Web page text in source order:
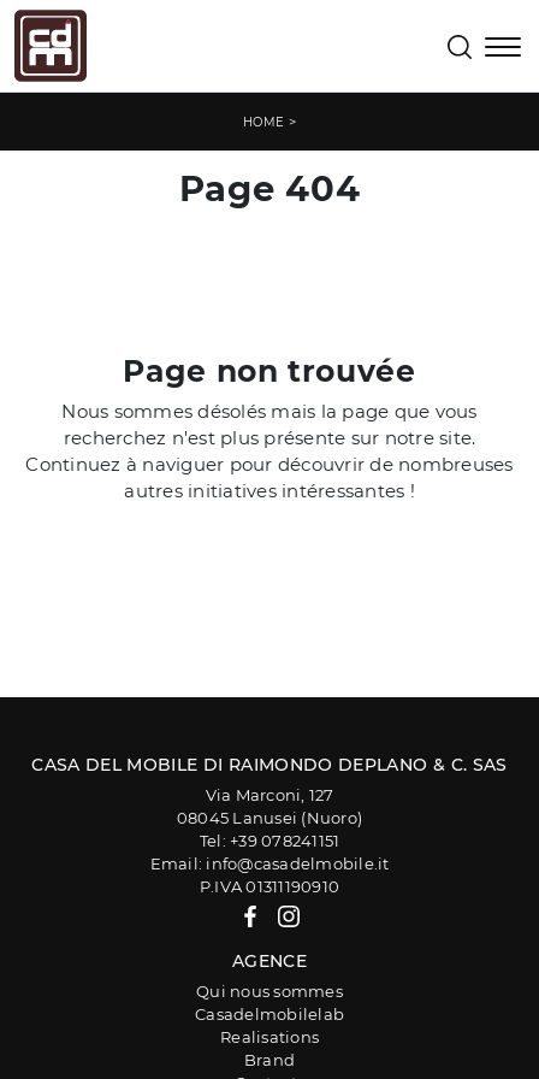
HOME >
Page 404
Page non trouvée
Nous sommes désolés mais la page que vous
recherchez n'est plus présente sur notre site.
Continuez à naviguer pour découvrir de nombreuses
autres initiatives intéressantes !
CASA DEL MOBILE DI RAIMONDO DEPLANO & C. SAS
Via Marconi, 127
08045 Lanusei (Nuoro)
Tel: +39 078241151
Email: info@casadelmobile.it
P.IVA 01311190910
AGENCE
Qui nous sommes
Casadelmobilelab
Realisations
Brand